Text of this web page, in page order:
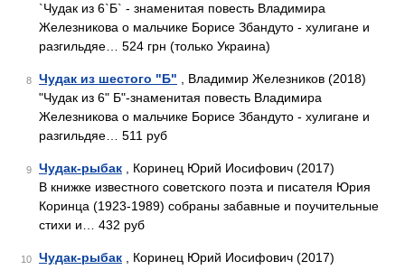
`Чудак из 6`Б` - знаменитая повесть Владимира
Железникова о мальчике Борисе Збандуто - хулигане и
разгильдяе… 524 грн (только Украина)
8 Чудак из шестого "Б" , Владимир Железников (2018)
"Чудак из 6" Б"-знаменитая повесть Владимира
Железникова о мальчике Борисе Збандуто - хулигане и
разгильдяе… 511 руб
9 Чудак-рыбак , Коринец Юрий Иосифович (2017)
В книжке известного советского поэта и писателя Юрия
Коринца (1923-1989) собраны забавные и поучительные
стихи и… 432 руб
10 Чудак-рыбак , Коринец Юрий Иосифович (2017)